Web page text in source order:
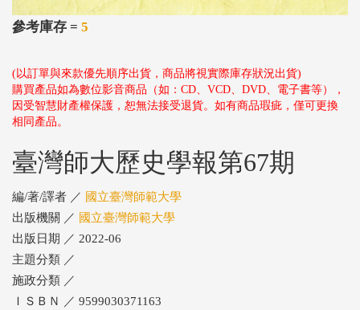
參考庫存 = 5
(以訂單與來款優先順序出貨，商品將視實際庫存狀況出貨)
購買產品如為數位影音商品（如：CD、VCD、DVD、電子書等），
因受智慧財產權保護，恕無法接受退貨。如有商品瑕疵，僅可更換
相同產品。
臺灣師大歷史學報第67期
編/著/譯者 ／ 國立臺灣師範大學
出版機關 ／ 國立臺灣師範大學
出版日期 ／ 2022-06
主題分類 ／
施政分類 ／
ＩＳＢＮ ／ 9599030371163